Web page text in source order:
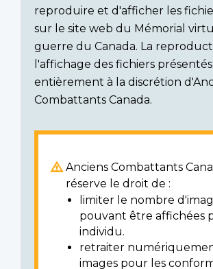
reproduire et d'afficher les
sur le site web du Mémorial
guerre du Canada. La
l'affichage des fichiers
entièrement à la discrétion
Combattants Canada.
Anciens Combattants
réserve le droit de :
limiter le nombre
pouvant être affichées
individu.
retraiter
images pour les